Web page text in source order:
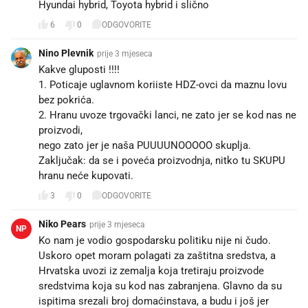
Hyundai hybrid, Toyota hybrid i slično
6 0 ODGOVORITE
Nino Plevnik prije 3 mjeseca
Kakve gluposti !!!!
1. Poticaje uglavnom koriiste HDZ-ovci da maznu lovu
bez pokrića.
2. Hranu uvoze trgovački lanci, ne zato jer se kod nas ne
proizvodi,
nego zato jer je naša PUUUUNOOOOO skuplja.
Zaključak: da se i poveća proizvodnja, nitko tu SKUPU
hranu neće kupovati.
3 0 ODGOVORITE
NP Niko Pears prije 3 mjeseca
Ko nam je vodio gospodarsku politiku nije ni čudo.
Uskoro opet moram polagati za zaštitna sredstva, a
Hrvatska uvozi iz zemalja koja tretiraju proizvode
sredstvima koja su kod nas zabranjena. Glavno da su
ispitima srezali broj domaćinstava, a budu i još jer